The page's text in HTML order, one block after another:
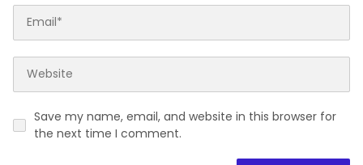
Save my name, email, and website in this browser for
the next time I comment.